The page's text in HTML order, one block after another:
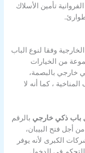
تأمين الأسلاك
وفقا لنوع الباب
من الخيارات
خارجي بالبصمة،
، كما أنه لا
باب ذكي خارجي بالرقم
أجل فتح البيبان،
الكبرى لأنه يوفر
في الدخول